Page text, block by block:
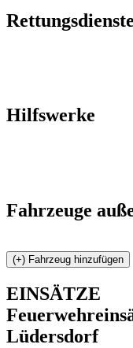
Rettungsdienste
Hilfswerke
Fahrzeuge
EINSÄTZE
Lüdersdorf